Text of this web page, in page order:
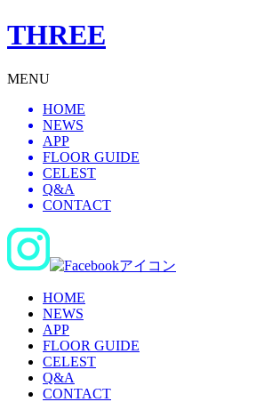
THREE
MENU
HOME
NEWS
APP
FLOOR GUIDE
CELEST
Q&A
CONTACT
HOME
NEWS
APP
FLOOR GUIDE
CELEST
Q&A
CONTACT